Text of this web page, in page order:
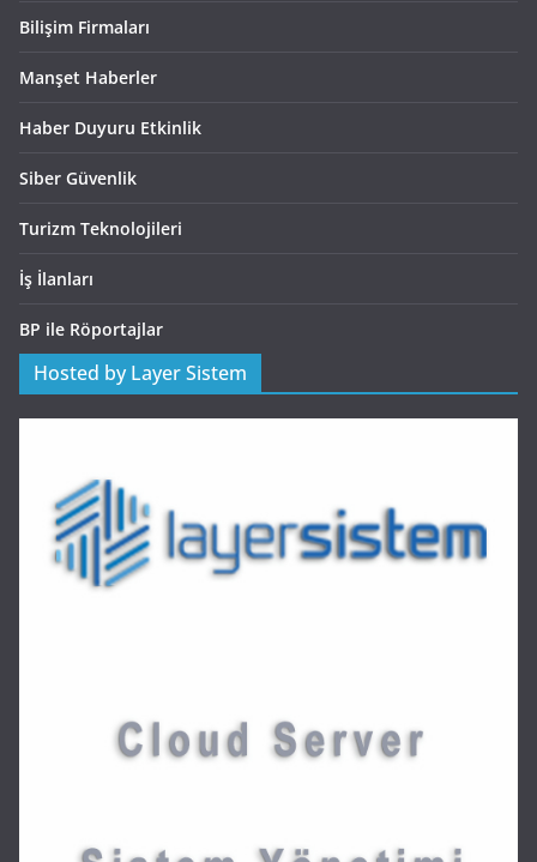
Bilişim Firmaları
Manşet Haberler
Haber Duyuru Etkinlik
Siber Güvenlik
Turizm Teknolojileri
İş İlanları
BP ile Röportajlar
Hosted by Layer Sistem